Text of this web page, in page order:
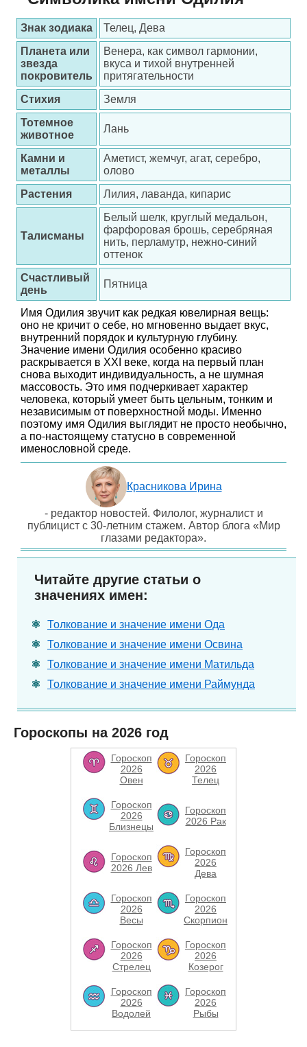
Знак зодиака
Телец, Дева
Планета или
звезда
покровитель
Венера, как символ гармонии,
вкуса и тихой внутренней
притягательности
Стихия
Земля
Тотемное
животное
Лань
Камни и
металлы
Аметист, жемчуг, агат, серебро,
олово
Растения
Лилия, лаванда, кипарис
Талисманы
Белый шелк, круглый медальон,
фарфоровая брошь, серебряная
нить, перламутр, нежно-синий
оттенок
Счастливый
день
Пятница
Имя Одилия звучит как редкая ювелирная вещь:
оно не кричит о себе, но мгновенно выдает вкус,
внутренний порядок и культурную глубину.
Значение имени Одилия особенно красиво
раскрывается в XXI веке, когда на первый план
снова выходит индивидуальность, а не шумная
массовость. Это имя подчеркивает характер
человека, который умеет быть цельным, тонким и
независимым от поверхностной моды. Именно
поэтому имя Одилия выглядит не просто необычно,
а по-настоящему статусно в современной
именословной среде.
Красникова Ирина
- редактор новостей. Филолог, журналист и
публицист с 30-летним стажем. Автор блога «Мир
глазами редактора».
Читайте другие статьи о
значениях имен:
Толкование и значение имени Ода
Толкование и значение имени Освина
Толкование и значение имени Матильда
Толкование и значение имени Раймунда
Гороскопы на 2026 год
Гороскоп
2026
Овен
Гороскоп
2026
Телец
Гороскоп
2026
Близнецы
Гороскоп
2026 Рак
Гороскоп
2026 Лев
Гороскоп
2026
Дева
Гороскоп
2026
Весы
Гороскоп
2026
Скорпион
Гороскоп
2026
Стрелец
Гороскоп
2026
Козерог
Гороскоп
2026
Водолей
Гороскоп
2026
Рыбы